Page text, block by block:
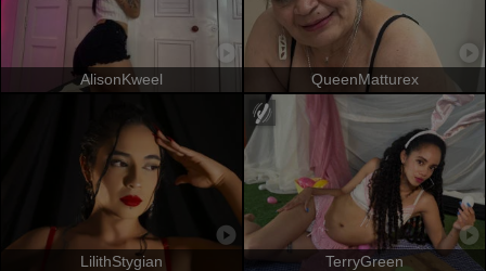
AlisonKweel QueenMatturex
LilithStygian TerryGreen